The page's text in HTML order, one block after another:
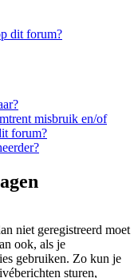
dit forum?
misbruik en/of
forum?
niet geregistreerd moet
ook, als je
gebruiken. Zo kun je
sturen,